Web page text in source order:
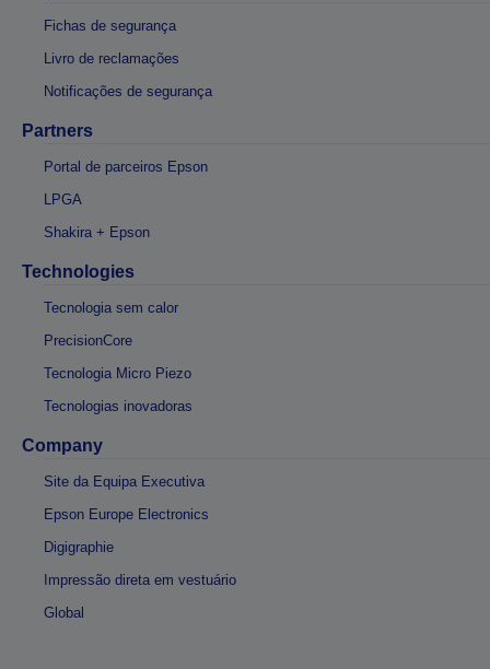
Fichas de segurança
Livro de reclamações
Notificações de segurança
Partners
Portal de parceiros Epson
LPGA
Shakira + Epson
Technologies
Tecnologia sem calor
PrecisionCore
Tecnologia Micro Piezo
Tecnologias inovadoras
Company
Site da Equipa Executiva
Epson Europe Electronics
Digigraphie
Impressão direta em vestuário
Global